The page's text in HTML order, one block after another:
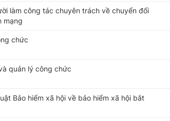
làm công tác chuyên trách về chuyển đổi
mạng
chức
quản lý công chức
Bảo hiểm xã hội về bảo hiểm xã hội bắt